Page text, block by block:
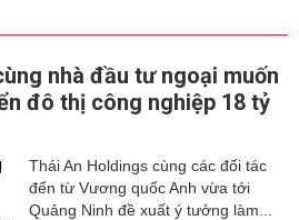
nhà đầu tư ngoại muốn
đô thị công nghiệp 18 tỷ
Thái An Holdings cùng các đối tác
đến từ Vương quốc Anh vừa tới
Quảng Ninh đề xuất ý tưởng làm...